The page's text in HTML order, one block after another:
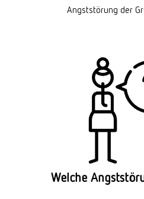
Angststörung der
Welche